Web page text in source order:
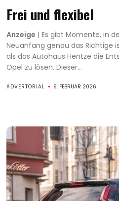
Frei und flexibel
Anzeige | Es gibt Momente, in
Neuanfang genau das Richtige
als das Autohaus Hentze die
Opel zu lösen. Dieser...
ADVERTORIAL 9. FEBRUAR 2026